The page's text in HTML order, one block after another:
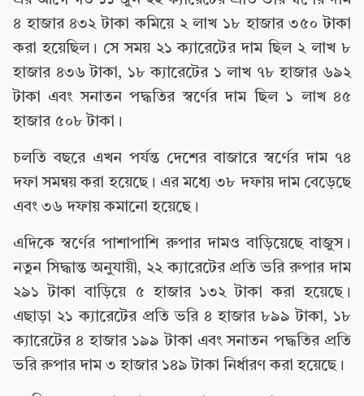
৪ হাজার ৪৩২ টাকা কমিয়ে ২ লাখ ১৮ হাজার ৩৫০ টাকা
করা হয়েছিল। সে সময় ২১ ক্যারেটের দাম ছিল ২ লাখ ৮
হাজার ৪৩৬ টাকা, ১৮ ক্যারেটের ১ লাখ ৭৮ হাজার ৬৯২
টাকা এবং সনাতন পদ্ধতির স্বর্ণের দাম ছিল ১ লাখ ৪৫
হাজার ৫০৮ টাকা।
চলতি বছরে এখন পর্যন্ত দেশের বাজারে স্বর্ণের দাম ৭৪
দফা সমন্বয় করা হয়েছে। এর মধ্যে ৩৮ দফায় দাম বেড়েছে
এবং ৩৬ দফায় কমানো হয়েছে।
এদিকে স্বর্ণের পাশাপাশি রুপার দামও বাড়িয়েছে বাজুস।
নতুন সিদ্ধান্ত অনুযায়ী, ২২ ক্যারেটের প্রতি ভরি রুপার দাম
২৯১ টাকা বাড়িয়ে ৫ হাজার ১৩২ টাকা করা হয়েছে।
এছাড়া ২১ ক্যারেটের প্রতি ভরি ৪ হাজার ৮৯৯ টাকা, ১৮
ক্যারেটের ৪ হাজার ১৯৯ টাকা এবং সনাতন পদ্ধতির প্রতি
ভরি রুপার দাম ৩ হাজার ১৪৯ টাকা নির্ধারণ করা হয়েছে।